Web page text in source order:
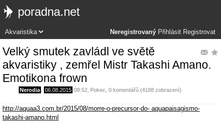
poradna.net
Neregistrovaný Přihlásit Registrovat
Velký smutek zavládl ve světě
akvaristiky , zemřel Mistr Takashi Amano.
Emotikona frown
Nerodia 06.08.2015 08:52 Pokec , 0 komentářů (4188 zobrazení)
http://aquaa3.com.br/2015/08/morre-o-precursor-do- aquapaisagismo-
takashi-amano.html